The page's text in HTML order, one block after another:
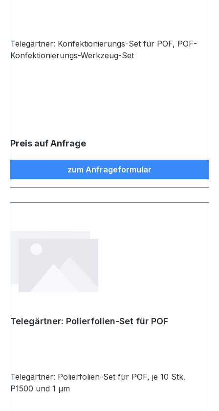
Telegärtner: Konfektionierungs-Set für POF, POF-
Konfektionierungs-Werkzeug-Set
Preis auf Anfrage
zum Anfrageformular
Telegärtner: Polierfolien-Set für POF
Telegärtner: Polierfolien-Set für POF, je 10 Stk.
P1500 und 1 µm